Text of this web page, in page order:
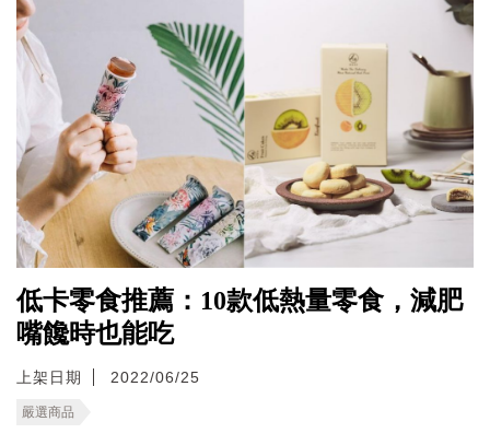
低卡零食推薦：10款低熱量零食，減肥
嘴饞時也能吃
上架日期 2022/06/25
嚴選商品